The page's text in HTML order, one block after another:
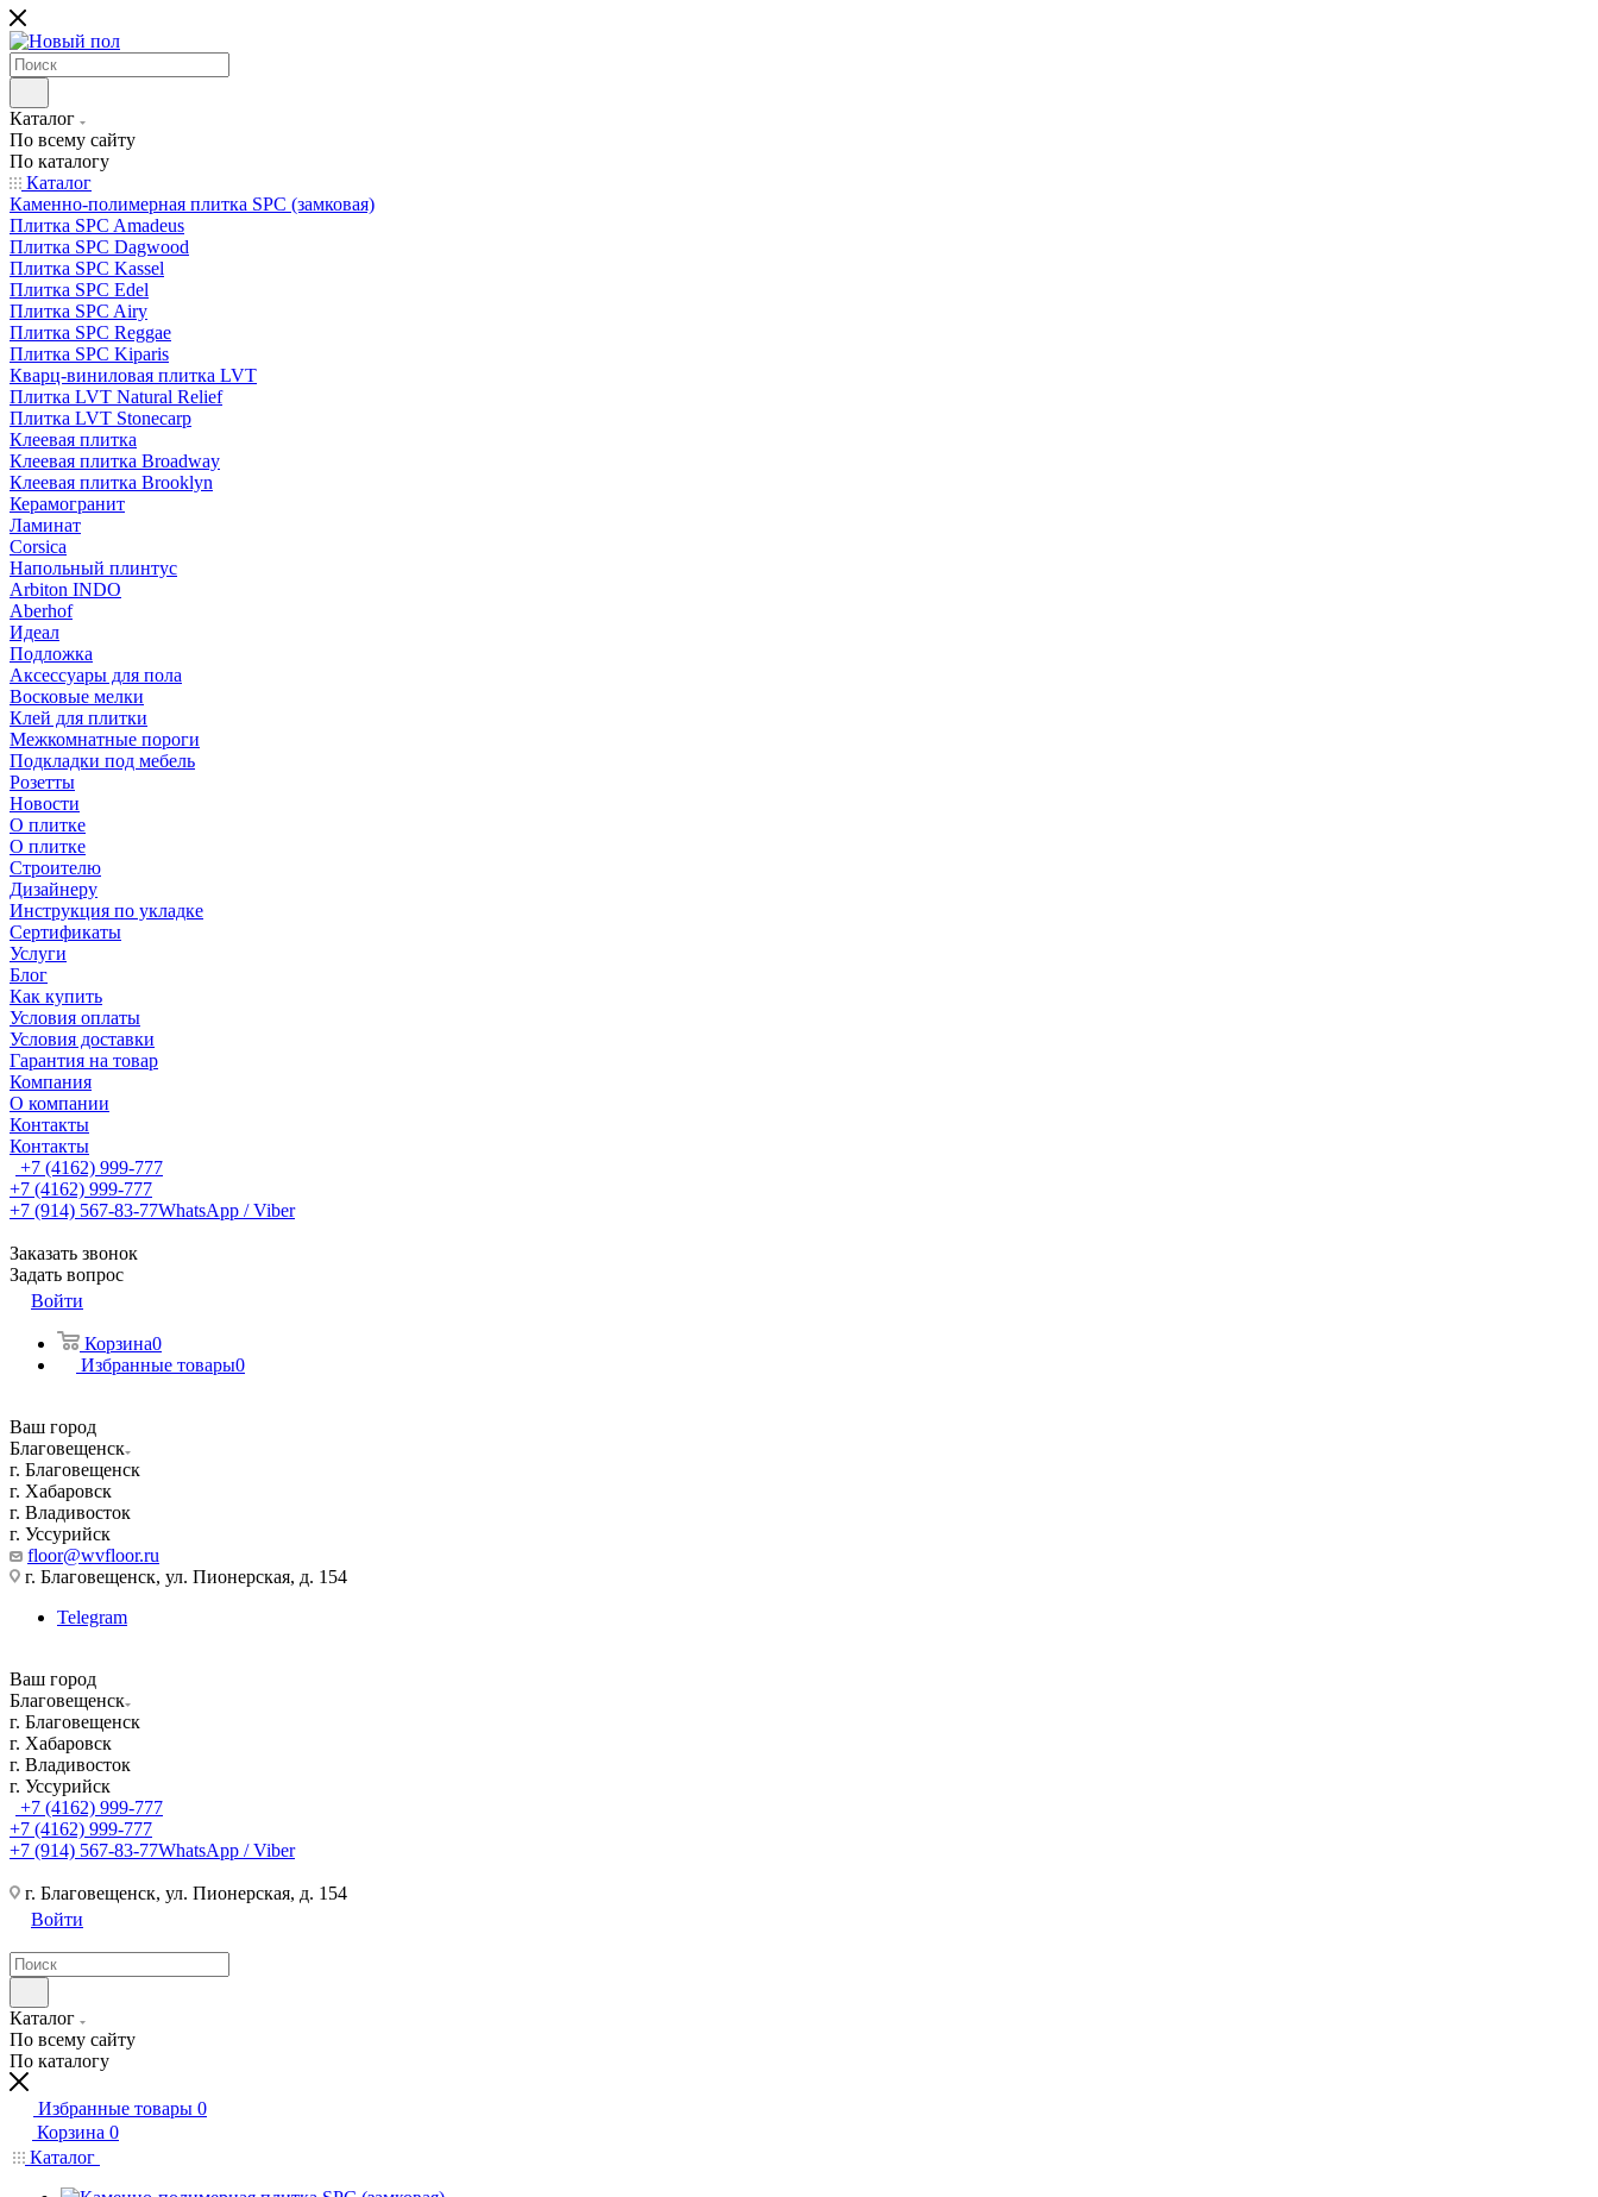
Каталог
По всему сайту
По каталогу
Каталог
Каменно-полимерная плитка SPC (замковая)
Плитка SPC Amadeus
Плитка SPC Dagwood
Плитка SPC Kassel
Плитка SPC Edel
Плитка SPC Airy
Плитка SPC Reggae
Плитка SPC Kiparis
Кварц-виниловая плитка LVT
Плитка LVT Natural Relief
Плитка LVT Stonecarp
Клеевая плитка
Клеевая плитка Broadway
Клеевая плитка Brooklyn
Керамогранит
Ламинат
Corsica
Напольный плинтус
Arbiton INDO
Aberhof
Идеал
Подложка
Аксессуары для пола
Восковые мелки
Клей для плитки
Межкомнатные пороги
Подкладки под мебель
Розетты
Новости
О плитке
О плитке
Строителю
Дизайнеру
Инструкция по укладке
Сертификаты
Услуги
Блог
Как купить
Условия оплаты
Условия доставки
Гарантия на товар
Компания
О компании
Контакты
Контакты
+7 (4162) 999-777
+7 (4162) 999-777
+7 (914) 567-83-77WhatsApp / Viber
Заказать звонок
Задать вопрос
Войти
Корзина0
Избранные товары0
Ваш город
Благовещенск
г. Благовещенск
г. Хабаровск
г. Владивосток
г. Уссурийск
floor@wvfloor.ru
г. Благовещенск, ул. Пионерская, д. 154
Telegram
Ваш город
Благовещенск
г. Благовещенск
г. Хабаровск
г. Владивосток
г. Уссурийск
+7 (4162) 999-777
+7 (4162) 999-777
+7 (914) 567-83-77WhatsApp / Viber
г. Благовещенск, ул. Пионерская, д. 154
Войти
Каталог
По всему сайту
По каталогу
Избранные товары 0
Корзина 0
Каталог